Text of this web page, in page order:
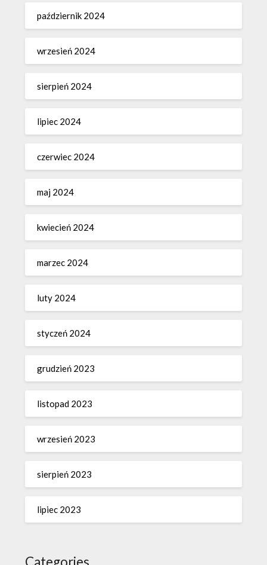
październik 2024
wrzesień 2024
sierpień 2024
lipiec 2024
czerwiec 2024
maj 2024
kwiecień 2024
marzec 2024
luty 2024
styczeń 2024
grudzień 2023
listopad 2023
wrzesień 2023
sierpień 2023
lipiec 2023
Categories